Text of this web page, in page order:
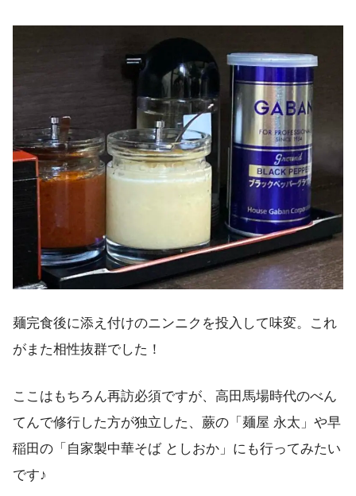
麺完食後に添え付けのニンニクを投入して味変。これ
がまた相性抜群でした！
ここはもちろん再訪必須ですが、高田馬場時代のべん
てんで修行した方が独立した、蕨の「麺屋 永太」や早
稲田の「自家製中華そば としおか」にも行ってみたい
です♪